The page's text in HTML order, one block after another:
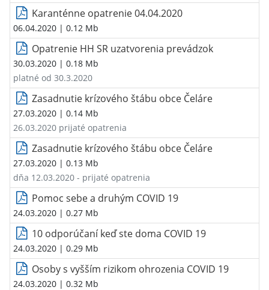
Karanténne opatrenie 04.04.2020
06.04.2020 | 0.12 Mb
Opatrenie HH SR uzatvorenia prevádzok
30.03.2020 | 0.18 Mb
platné od 30.3.2020
Zasadnutie krízového štábu obce Čeláre
27.03.2020 | 0.14 Mb
26.03.2020 prijaté opatrenia
Zasadnutie krízového štábu obce Čeláre
27.03.2020 | 0.13 Mb
dňa 12.03.2020 - prijaté opatrenia
Pomoc sebe a druhým COVID 19
24.03.2020 | 0.27 Mb
10 odporúčaní keď ste doma COVID 19
24.03.2020 | 0.29 Mb
Osoby s vyšším rizikom ohrozenia COVID 19
24.03.2020 | 0.32 Mb